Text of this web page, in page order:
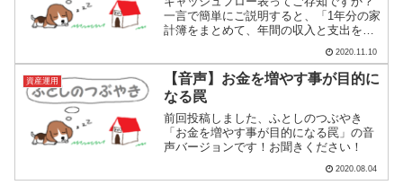
一言で簡単にご説明すると、「1年分の家
計簿をまとめて、年間の収入と支出をだ
それを今後、1年毎に何十年分も予測し
て、ずーっと貯金をし続ける事ができる
かを表にしたものです。...
2020.11.10
資産運用
【音声】お金を増やす事が目的に
なる罠
前回投稿しました、ふとしのつぶやき
「お金を増やす事が目的になる罠」の音
声バージョンです！お聞きください！
2020.08.04